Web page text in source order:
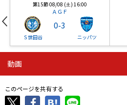
第15節 08/08 (土) 16:00
ＡＧＦ
Ｓ世田谷
0-3
ニッパツ
ニッパツ
ニッパツ
-
動画
このページを共有する